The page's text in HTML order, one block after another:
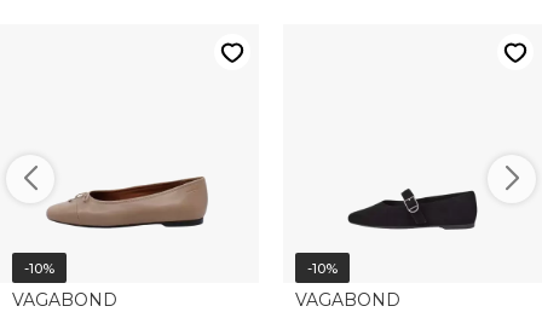
-10%
VAGABOND
-10%
VAGABOND